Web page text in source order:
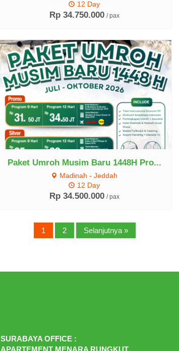
12 Day
Rp 34.750.000 / pax
Paket Umroh Musim Baru 1448H Pro...
Madinah - Jeddah
12 Day
Rp 34.500.000 / pax
1 2 Selanjutnya »
SURABAYA OFFICE :
APARTEMENT MENARA RUNGKUT